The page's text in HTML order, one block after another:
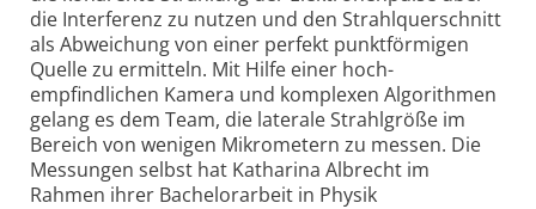
die Interferenz zu nutzen und den Strahlquerschnitt
als Abweichung von einer perfekt punktförmigen
Quelle zu ermitteln. Mit Hilfe einer hoch­
empfindlichen Kamera und komplexen Algorithmen
gelang es dem Team, die laterale Strahl­größe im
Bereich von wenigen Mikrometern zu messen. Die
Messungen selbst hat Katharina Albrecht im
Rahmen ihrer Bachelor­arbeit in Physik